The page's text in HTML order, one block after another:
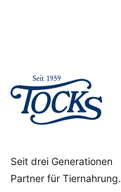
Seit drei Generationen
Partner für Tiernahrung.